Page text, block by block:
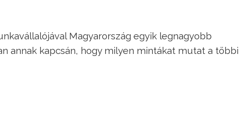
Magyarország egyik legnagyobb
annak kapcsán, hogy milyen mintákat mutat a többi